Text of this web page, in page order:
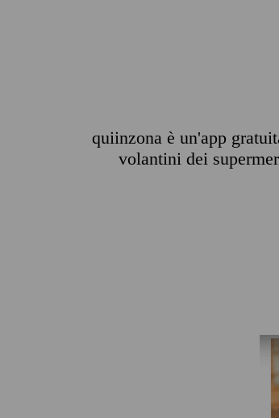
quiinzona è un'app
volantini dei